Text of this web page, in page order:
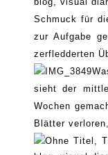
Schmuck für
zur Aufgabe
zerfledderten
sieht der
Wochen
Blätter